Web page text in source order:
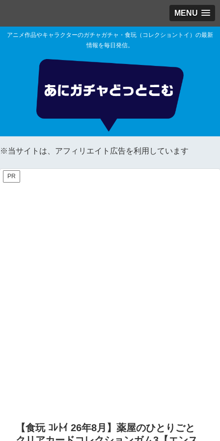
MENU
アニメ作品やキャラクターのガチャガチャ・食玩（コレクショントイ）の最新
情報を毎日発信。
※当サイトは、アフィリエイト広告を利用しています
PR
【食玩 ｺﾚﾄｲ 26年8月】薬屋のひとりごと